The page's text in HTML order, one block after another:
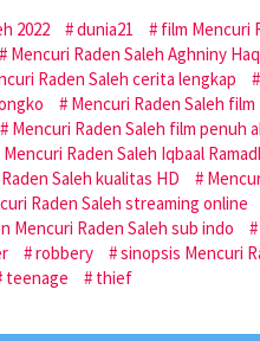
2022 dunia21 film Mencuri
Mencuri Raden Saleh Aghniny
Raden Saleh cerita lengkap
Mencuri Raden Saleh
Mencuri Raden Saleh film penuh
Mencuri Raden Saleh Iqbaal
Saleh kualitas HD
Raden Saleh streaming online
Mencuri Raden Saleh sub indo
robbery
sinopsis Mencuri
teenage
thief